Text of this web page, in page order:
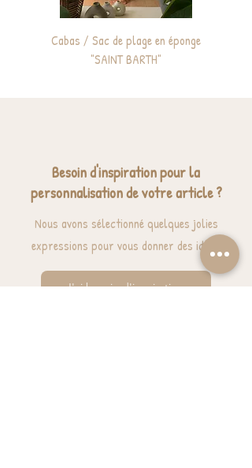
Cabas / Sac de plage en éponge
"SAINT BARTH"
Besoin d'inspiration pour la
personnalisation de votre article ?
Nous avons sélectionné quelques jolies
expressions pour vous donner des idées.
J'ai besoin d'inspiration